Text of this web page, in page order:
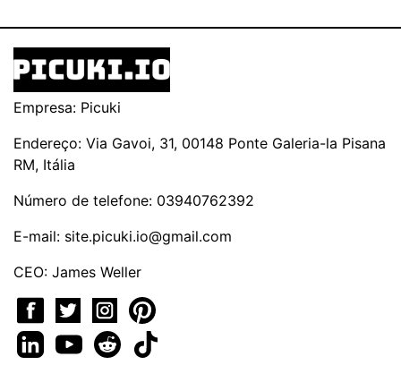
Empresa: Picuki
Endereço: Via Gavoi, 31, 00148 Ponte Galeria-la Pisana
RM, Itália
Número de telefone: 03940762392
E-mail: site.picuki.io@gmail.com
CEO: James Weller